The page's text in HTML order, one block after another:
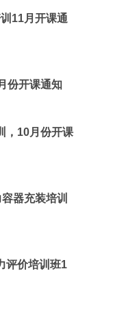
11月开课通
份开课通知
，10月份开课
器充装培训
评价培训班1